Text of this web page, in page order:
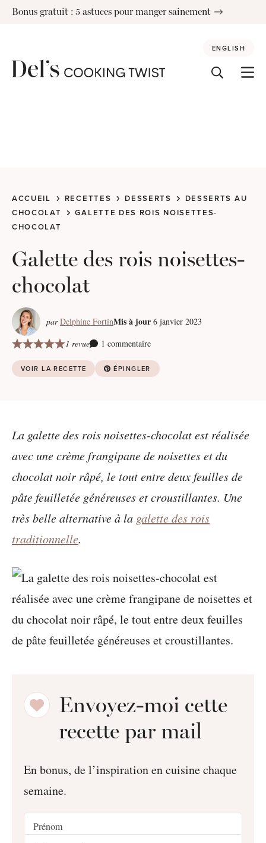
SkipBonus gratuit : 5 astuces pour manger sainement
ENGLISH
ACCUEIL RECETTES DESSERTS
DESSERTS AU
CHOCOLAT
GALETTE DES ROIS NOISETTES-
CHOCOLAT
Galette des rois noisettes-
chocolat
par Delphine FortinMis à jour 6 janvier 2023
1 revue
1 commentaire
VOIR LA RECETTE ÉPINGLER
La galette des rois noisettes-chocolat est réalisée
avec une crème frangipane de noisettes et du
chocolat noir râpé, le tout entre deux feuilles de
pâte feuilletée généreuses et croustillantes. Une
très belle alternative à la galette des rois
traditionnelle.
Envoyez-moi cette
recette par mail
En bonus, de l’inspiration en cuisine chaque
semaine.